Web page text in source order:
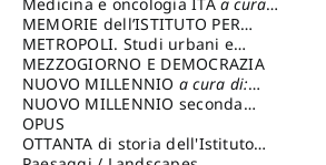
di: Lopez Massimo
MEMORIE dell’ISTITUTO PER
STORIA DEL RISORGIMENTO
METROPOLI. Studi urbani e
regionali
MEZZOGIORNO E DEMOCRAZIA
NUOVO MILLENNIO a cura di:
Capaldo Pellegrino
NUOVO MILLENNIO seconda
serie
Francesco
OPUS
OTTANTA di storia dell'Istituto